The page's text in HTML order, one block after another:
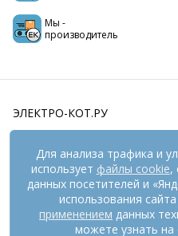
Мы -
производитель
ЭЛЕКТРО-КОТ.РУ
ИНФОРМАЦИЯ
РЕКВИЗИТЫ
На информационном ресурсе
Для анализа трафика и
использует файлы cookie,
данных посетителей и
использования
применением данных
можете узнать на